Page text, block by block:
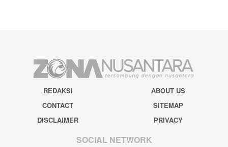
REDAKSI
ABOUT US
CONTACT
SITEMAP
DISCLAIMER
PRIVACY
SOCIAL NETWORK